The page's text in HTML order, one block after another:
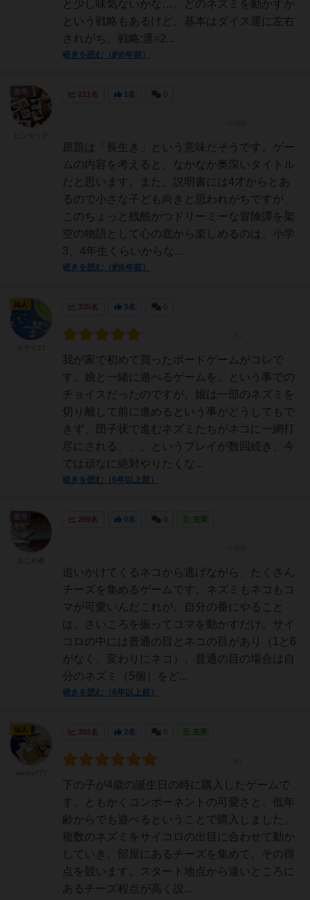
と少し味気ないかな…。どのネズミを動かすか
という戦略もあるけど、基本はダイス運に左右
されがち。戦略:運=2...
続きを読む（約6年前）
211名 1名
原題は「長生き」という意味だそうです。ゲー
ムの内容を考えると、なかなか奥深いタイトル
だと思います。また、説明書には4才からとあ
るので小さな子ども向きと思われがちですが、
このちょっと残酷かつドリーミーな冒険譚を架
空の物語として心の底から楽しめるのは、小学
3、4年生くらいからな...
続きを読む（約6年前）
335名 3名
我が家で初めて買ったボードゲームがコレで
す。娘と一緒に遊べるゲームを。という事での
チョイスだったのですが、娘は一部のネズミを
切り離して前に進めるという事がどうしてもで
きず、団子状で進むネズミたちがネコに一網打
尽にされる、、、というプレイが数回続き、今
では頑なに絶対やりたくな...
続きを読む（6年以上前）
仙人
259名 0名 充実
追いかけてくるネコから逃げながら、たくさん
チーズを集めるゲームです。ネズミもネコもコ
マが可愛いんだこれが。自分の番にやること
は、さいころを振ってコマを動かすだけ。サイ
コロの中には普通の目とネコの目があり（1と6
がなく、変わりにネコ）、普通の目の場合は自
分のネズミ（5個）をど...
続きを読む（6年以上前）
392名 2名 充実
下の子が4歳の誕生日の時に購入したゲームで
す。ともかくコンポーネントの可愛さと、低年
齢からでも遊べるということで購入しました。
複数のネズミをサイコロの出目に合わせて動か
していき、部屋にあるチーズを集めて、その得
点を競います。スタート地点から遠いところに
あるチーズ程点が高く設...
仙人